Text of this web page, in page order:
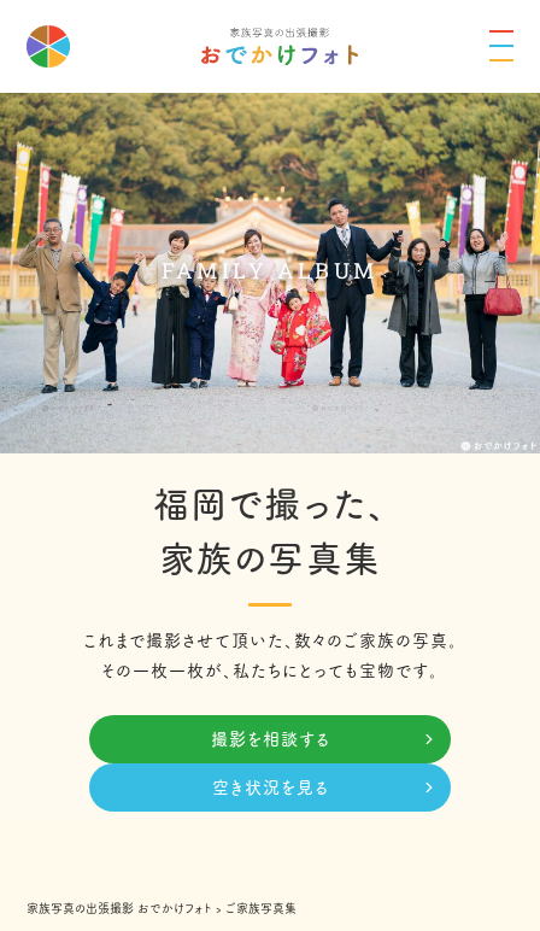
FAMILY ALBUM
福岡で撮った、
家族の写真集
これまで撮影させて頂いた、数々のご家族の写真。
その一枚一枚が、私たちにとっても宝物です。
撮影を相談する
空き状況を見る
家族写真の出張撮影 おでかけフォト › ご家族写真集